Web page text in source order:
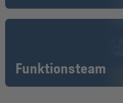
Funktionsteam